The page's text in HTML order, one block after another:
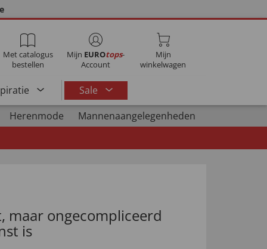
Met catalogus
bestellen
Mijn EUROtops-
Account
Mijn
winkelwagen
Sale
Herenmode
Mannenaangelegenheden
maar ongecompliceerd
is